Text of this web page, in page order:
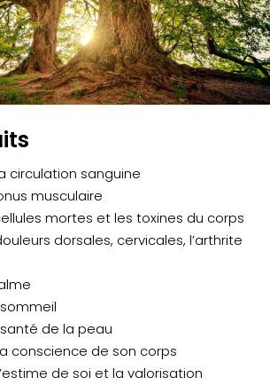
circulation sanguine
musculaire
mortes et les toxines du corps
dorsales, cervicales, l’arthrite
de la peau
conscience de son corps
de soi et la valorisation